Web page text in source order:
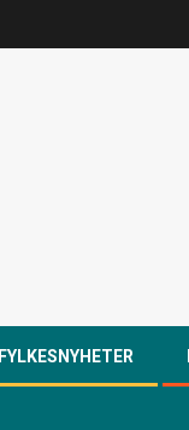
FYLKESNYHETER